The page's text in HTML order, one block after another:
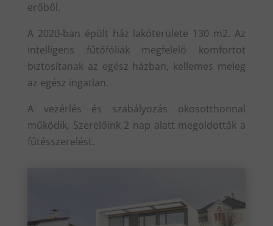
erőből.
A 2020-ban épült ház lakóterülete 130 m2. Az
intelligens fűtőfóliák megfelelő komfortot
biztosítanak az egész házban, kellemes meleg
az egész ingatlan.
A vezérlés és szabályozás okosotthonnal
működik, Szerelőink 2 nap alatt megoldották a
fűtésszerelést.